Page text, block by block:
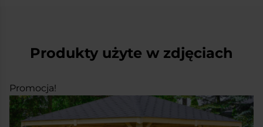
Produkty użyte w zdjęciach
Promocja!